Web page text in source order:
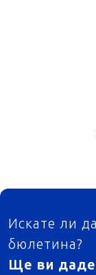
ФУТЕР
Искате ли
бюлетина?
Ще ви